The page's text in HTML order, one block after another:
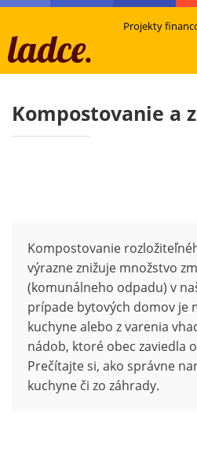
Projekty
Kompostovanie a
Kompostovanie
výrazne znižuje množstvo
(komunálneho odpadu) v
prípade bytových domov je
kuchyne alebo z varenia
nádob, ktoré obec zaviedla
Prečítajte si, ako správne
kuchyne či zo záhrady.